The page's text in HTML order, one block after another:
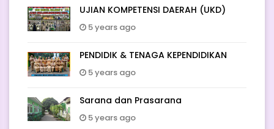
UJIAN KOMPETENSI DAERAH (UKD)
5 years ago
PENDIDIK & TENAGA KEPENDIDIKAN
5 years ago
Sarana dan Prasarana
5 years ago